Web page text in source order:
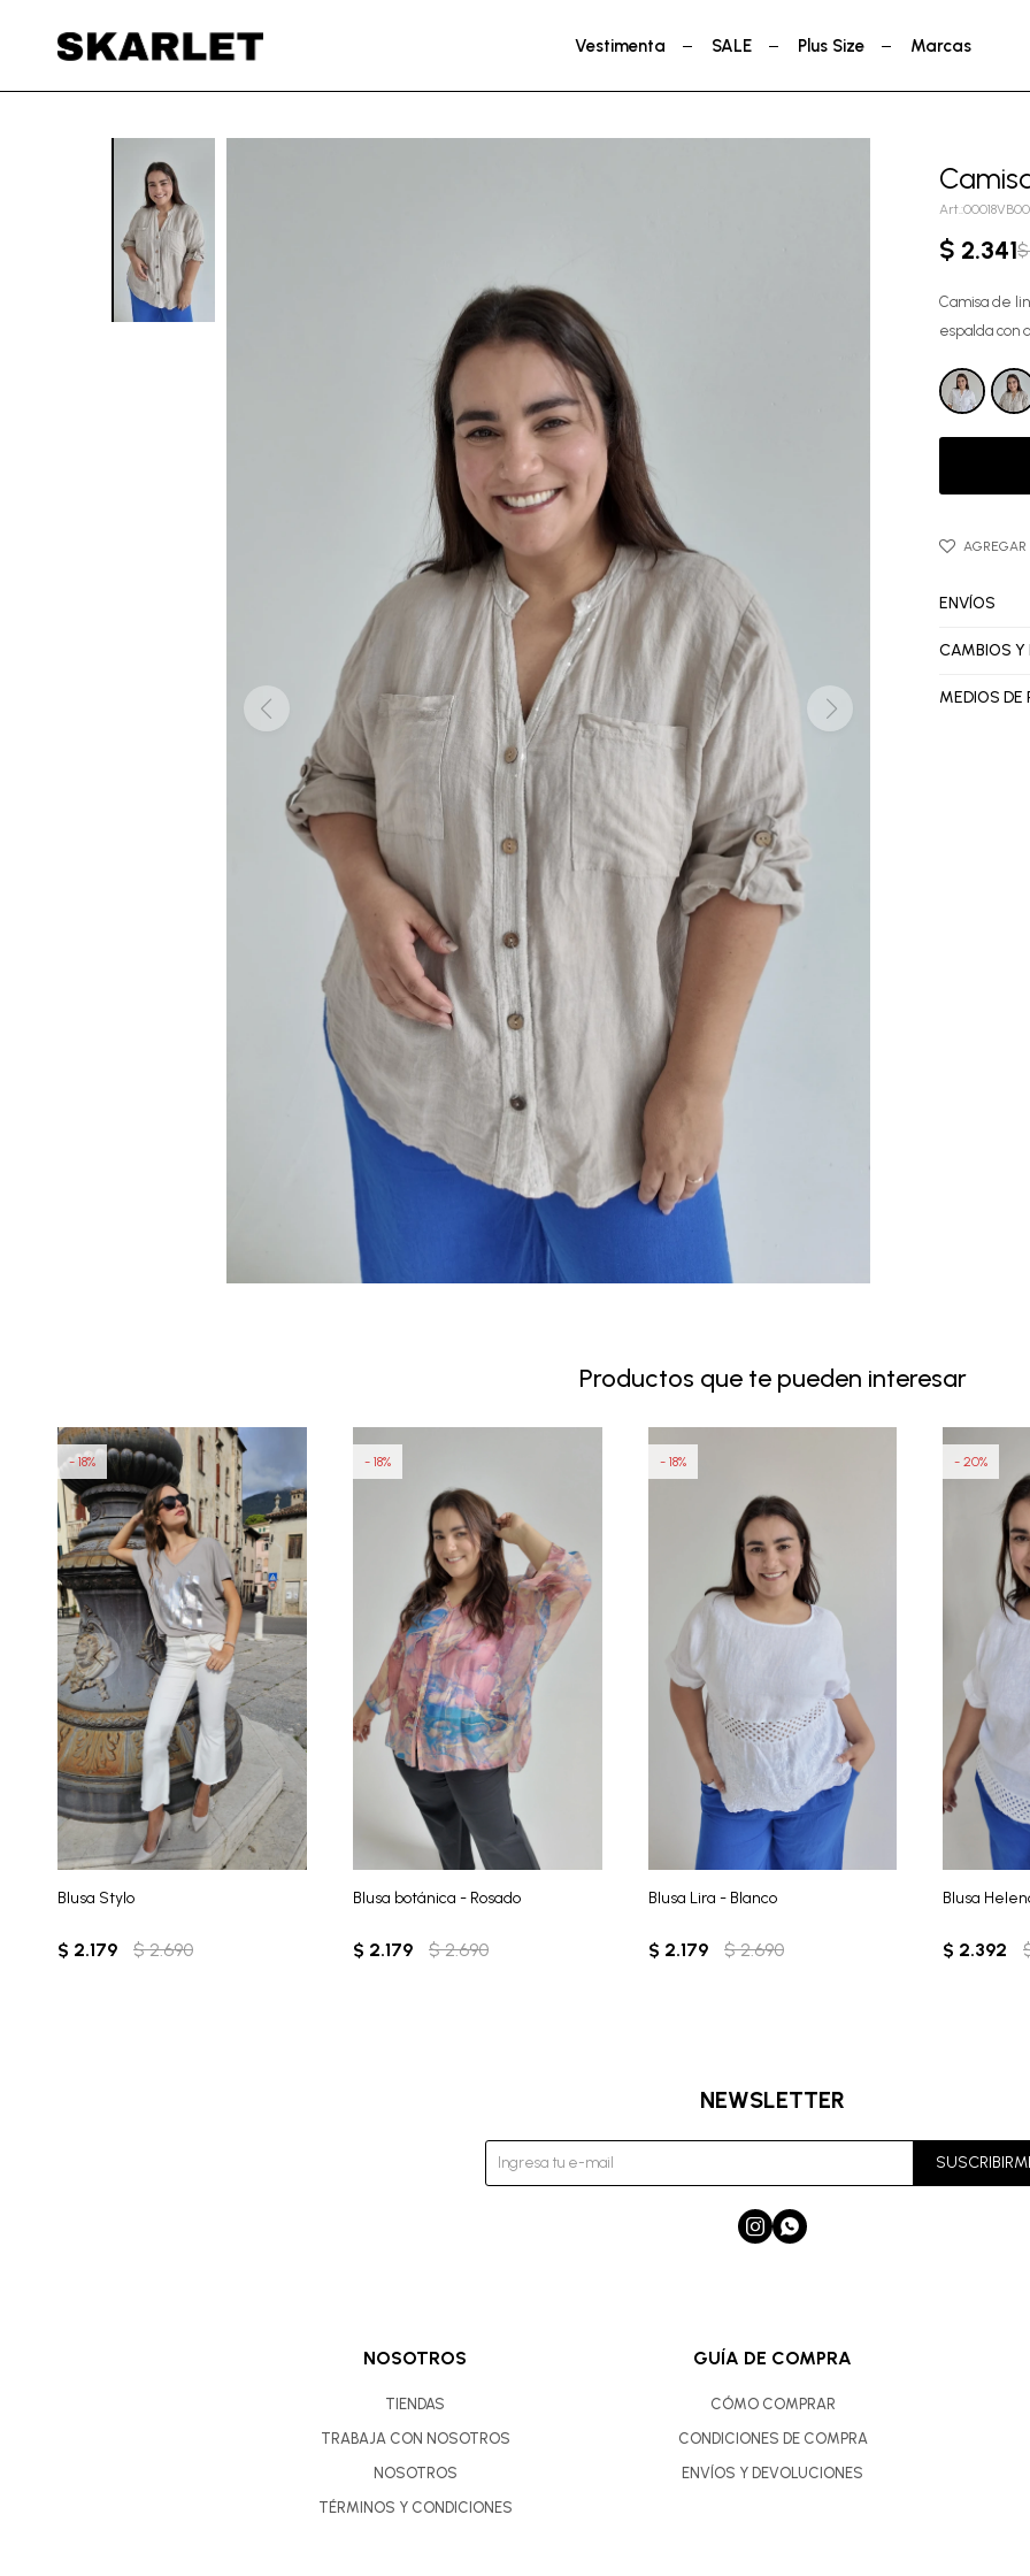
Vestimenta SALE Plus Size Marcas
$ 2.341$
Camisa de
espalda con
ENVÍOS
CAMBIOS Y
MEDIOS DE
Productos que te pueden interesar
Blusa Stylo
$ 2.179 $ 2.690
18
Blusa botánica - Rosado
$ 2.179 $ 2.690
18
Blusa Lira - Blanco
$ 2.179 $ 2.690
18
Blusa
$ 2.392
20
NOSOTROS
TIENDAS
TRABAJA CON NOSOTROS
NOSOTROS
TÉRMINOS Y CONDICIONES
GUÍA DE COMPRA
CÓMO COMPRAR
CONDICIONES DE COMPRA
ENVÍOS Y DEVOLUCIONES
NEWSLETTER
 